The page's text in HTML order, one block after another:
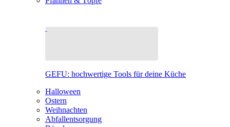
GEFU: hochwertige Tools für deine Küche
Halloween
Ostern
Weihnachten
Abfallentsorgung